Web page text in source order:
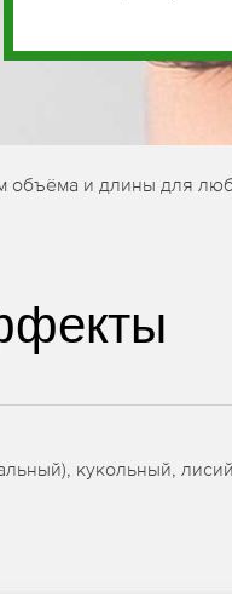
объёма и длины для
кукольный,